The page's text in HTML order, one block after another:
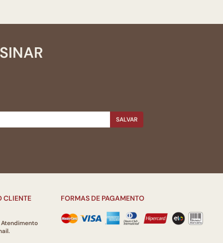
SALVAR
CLIENTE
Atendimento
FORMAS DE PAGAMENTO